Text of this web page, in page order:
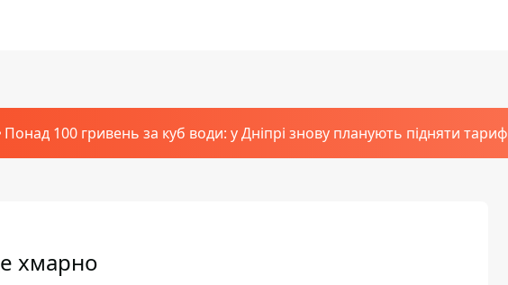
Понад 100 гривень за куб води: у Дніпрі знову планують підняти тариф
хмарно